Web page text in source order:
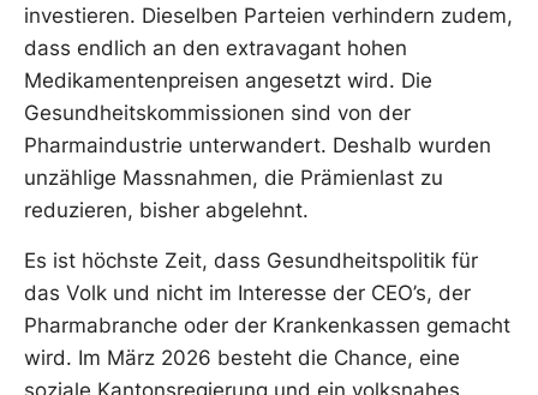
investieren. Dieselben Parteien verhindern zudem,
dass endlich an den extravagant hohen
Medikamentenpreisen angesetzt wird. Die
Gesundheitskommissionen sind von der
Pharmaindustrie unterwandert. Deshalb wurden
unzählige Massnahmen, die Prämienlast zu
reduzieren, bisher abgelehnt.
Es ist höchste Zeit, dass Gesundheitspolitik für
das Volk und nicht im Interesse der CEO’s, der
Pharmabranche oder der Krankenkassen gemacht
wird. Im März 2026 besteht die Chance, eine
soziale Kantonsregierung und ein volksnahes